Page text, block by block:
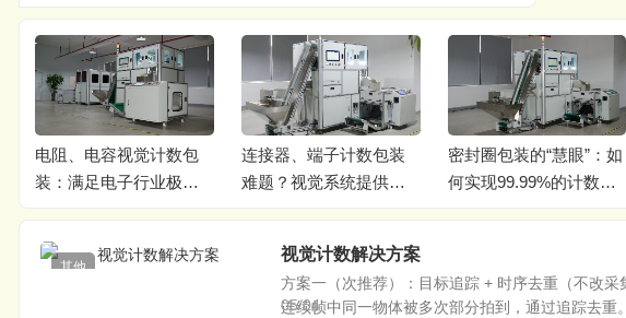
电阻、电容视觉计数包
装：满足电子行业极致
连接器、端子计数包装
难题？视觉系统提供完
密封圈包装的“慧眼”：如
何实现99.99%的计数精
其他
视觉计数解决方案
方案一（次推荐）：目标追踪 + 时序去重（不改
连续帧中同一物体被多次部分拍到，通过追踪去重
05/04